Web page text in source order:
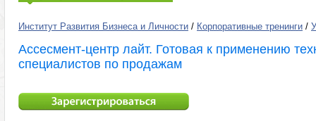
Институт Развития Бизнеса и Личности / Корпоративные тренинги /
Ассесмент-центр лайт. Готовая к применению
специалистов по продажам